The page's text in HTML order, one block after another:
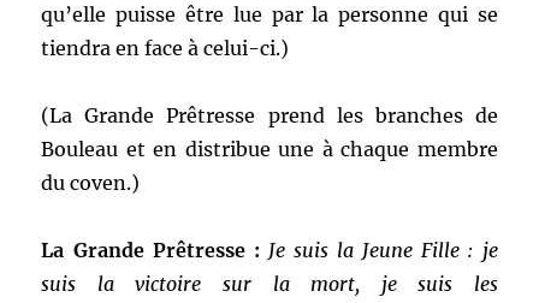
qu’elle puisse être lue par la personne qui se
tiendra en face à celui-ci.)
(La Grande Prêtresse prend les branches de
Bouleau et en distribue une à chaque membre
du coven.)
La Grande Prêtresse : Je suis la Jeune Fille : je
suis la victoire sur la mort, je suis les